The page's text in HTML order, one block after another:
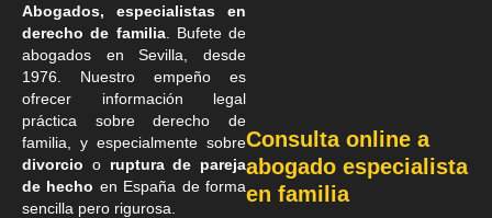
Abogados, especialistas en
derecho de familia. Bufete de
abogados en Sevilla, desde
1976. Nuestro empeño es
ofrecer información legal
práctica sobre derecho de
familia, y especialmente sobre
divorcio o ruptura de pareja
de hecho en España de forma
sencilla pero rigurosa.
Consulta online a
abogado especialista
en familia